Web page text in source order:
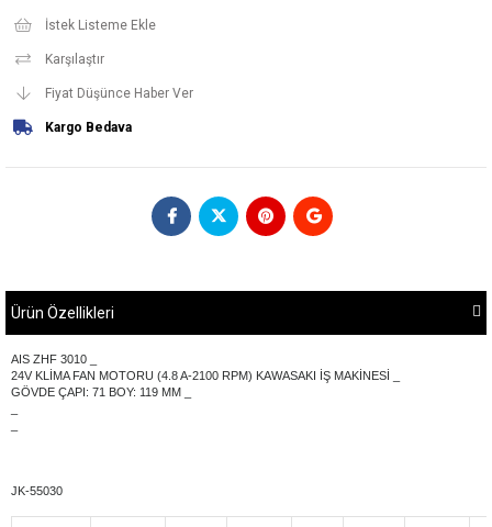
İstek Listeme Ekle
Karşılaştır
Fiyat Düşünce Haber Ver
Kargo Bedava
Ürün Özellikleri
AIS ZHF 3010 _
24V KLİMA FAN MOTORU (4.8 A-2100 RPM) KAWASAKI İŞ MAKİNESİ _
GÖVDE ÇAPI: 71 BOY: 119 MM _
JK-55030